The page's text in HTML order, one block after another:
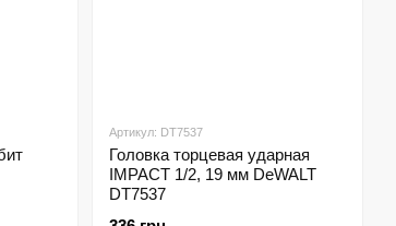
Артикул: DT7537
Головка торцевая ударная
IMPACT 1/2, 19 мм DeWALT
DT7537